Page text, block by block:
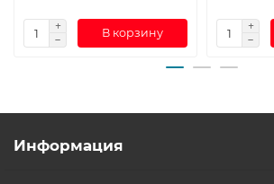
В корзину
Информация